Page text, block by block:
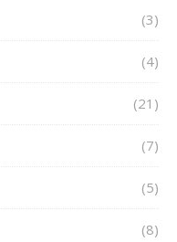
(3)
(4)
(21)
(7)
(5)
(8)